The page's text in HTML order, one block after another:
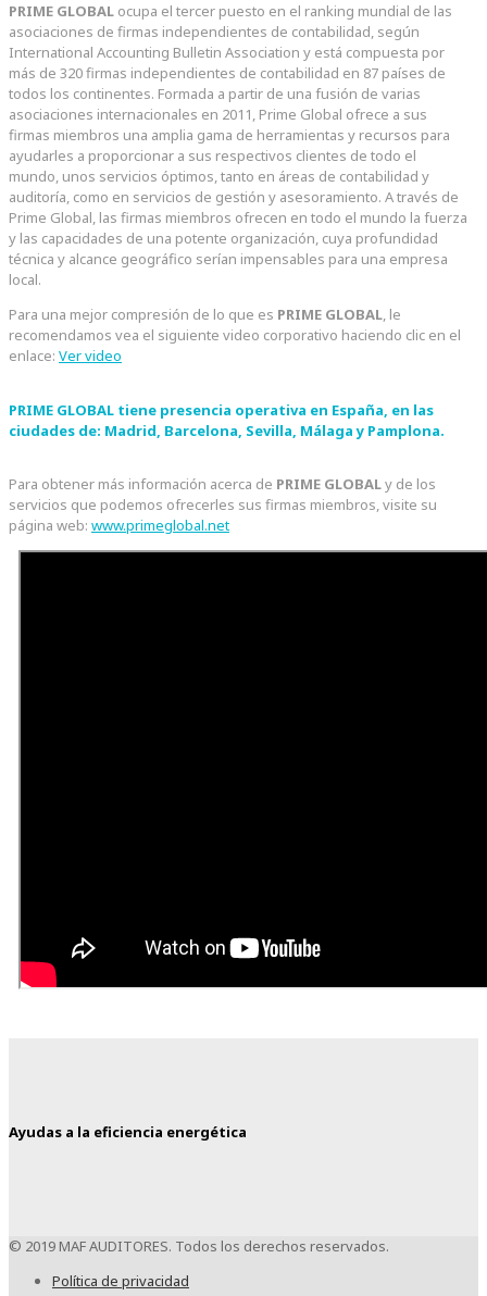
PRIME GLOBAL ocupa el tercer puesto en el ranking mundial de las
asociaciones de firmas independientes de contabilidad, según
International Accounting Bulletin Association y está compuesta por
más de 320 firmas independientes de contabilidad en 87 países de
todos los continentes. Formada a partir de una fusión de varias
asociaciones internacionales en 2011, Prime Global ofrece a sus
firmas miembros una amplia gama de herramientas y recursos para
ayudarles a proporcionar a sus respectivos clientes de todo el
mundo, unos servicios óptimos, tanto en áreas de contabilidad y
auditoría, como en servicios de gestión y asesoramiento. A través de
Prime Global, las firmas miembros ofrecen en todo el mundo la fuerza
y las capacidades de una potente organización, cuya profundidad
técnica y alcance geográfico serían impensables para una empresa
local.
Para una mejor compresión de lo que es PRIME GLOBAL, le
recomendamos vea el siguiente video corporativo haciendo clic en el
enlace: Ver video
PRIME GLOBAL tiene presencia operativa en España, en las
ciudades de: Madrid, Barcelona, Sevilla, Málaga y Pamplona.
Para obtener más información acerca de PRIME GLOBALy de los
servicios que podemos ofrecerles sus firmas miembros, visite su
página web: www.primeglobal.net
Ayudas a la eficiencia energética
© 2019 MAF AUDITORES. Todos los derechos reservados.
Política de privacidad